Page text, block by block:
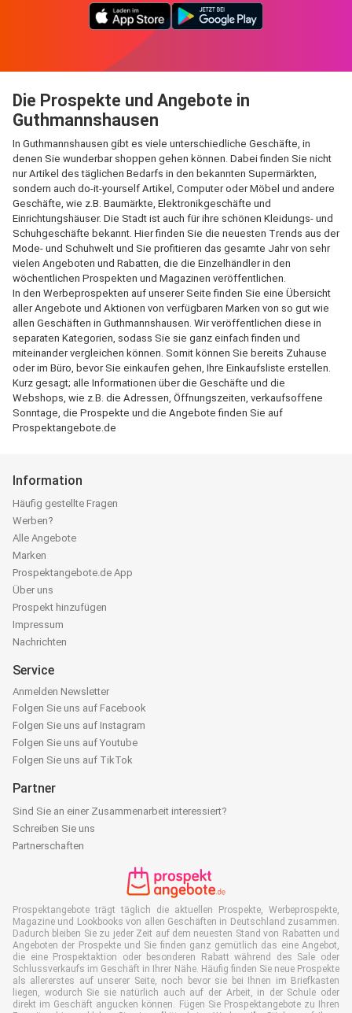
Die Prospekte und Angebote in
Guthmannshausen
In Guthmannshausen gibt es viele unterschiedliche Geschäfte, in
denen Sie wunderbar shoppen gehen können. Dabei finden Sie nicht
nur Artikel des täglichen Bedarfs in den bekannten Supermärkten,
sondern auch do-it-yourself Artikel, Computer oder Möbel und andere
Geschäfte, wie z.B. Baumärkte, Elektronikgeschäfte und
Einrichtungshäuser. Die Stadt ist auch für ihre schönen Kleidungs- und
Schuhgeschäfte bekannt. Hier finden Sie die neuesten Trends aus der
Mode- und Schuhwelt und Sie profitieren das gesamte Jahr von sehr
vielen Angeboten und Rabatten, die die Einzelhändler in den
wöchentlichen Prospekten und Magazinen veröffentlichen.
In den Werbeprospekten auf unserer Seite finden Sie eine Übersicht
aller Angebote und Aktionen von verfügbaren Marken von so gut wie
allen Geschäften in Guthmannshausen. Wir veröffentlichen diese in
separaten Kategorien, sodass Sie sie ganz einfach finden und
miteinander vergleichen können. Somit können Sie bereits Zuhause
oder im Büro, bevor Sie einkaufen gehen, Ihre Einkaufsliste erstellen.
Kurz gesagt; alle Informationen über die Geschäfte und die
Webshops, wie z.B. die Adressen, Öffnungszeiten, verkaufsoffene
Sonntage, die Prospekte und die Angebote finden Sie auf
Prospektangebote.de
Information
Häufig gestellte Fragen
Werben?
Alle Angebote
Marken
Prospektangebote.de App
Über uns
Prospekt hinzufügen
Impressum
Nachrichten
Service
Anmelden Newsletter
Folgen Sie uns auf Facebook
Folgen Sie uns auf Instagram
Folgen Sie uns auf Youtube
Folgen Sie uns auf TikTok
Partner
Sind Sie an einer Zusammenarbeit interessiert?
Schreiben Sie uns
Partnerschaften
Prospektangebote trägt täglich die aktuellen Prospekte, Werbeprospekte,
Magazine und Lookbooks von allen Geschäften in Deutschland zusammen.
Dadurch bleiben Sie zu jeder Zeit auf dem neuesten Stand von Rabatten und
Angeboten der Prospekte und Sie finden ganz gemütlich das eine Angebot,
die eine Prospektaktion oder besonderen Rabatt während des Sale oder
Schlussverkaufs im Geschäft in Ihrer Nähe. Häufig finden Sie neue Prospekte
als allererstes auf unserer Seite, noch bevor sie bei Ihnen im Briefkasten
liegen, wodurch Sie sie natürlich auch auf der Arbeit, in der Schule oder
direkt im Geschäft angucken können. Fügen Sie Prospektangebote zu Ihren